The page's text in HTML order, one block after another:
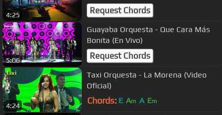
4:25 Request Chords
5:06
Guayaba Orquesta - Que Cara Más
Bonita (En Vivo)
Request Chords
4:24
Taxi Orquesta - La Morena (Video
Oficial)
Chords: E Am A Em